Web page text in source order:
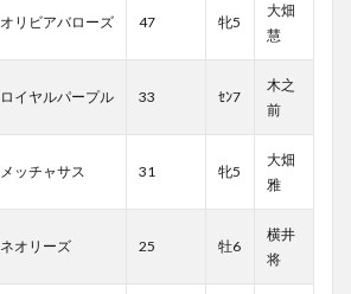
オリビアバローズ 47 牝5
大畑
慧
ロイヤルパープル 33 ｾﾝ7
木之
前
メッチャサス 31 牝5
大畑
雅
ネオリーズ 25 牡6
横井
将